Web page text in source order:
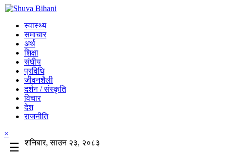
स्वास्थ्य
समाचार
अर्थ
शिक्षा
संघीय
प्रविधि
जीवनशैली
दर्शन / संस्कृति
विचार
देश
राजनीति
×
☰
शनिबार, साउन २३, २०८३